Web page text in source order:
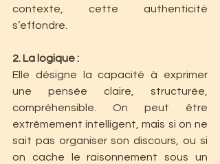
contexte, cette authenticité
s’effondre.
2. La logique :
Elle désigne la capacité à exprimer
une pensée claire, structurée,
compréhensible. On peut être
extrêmement intelligent, mais si on ne
sait pas organiser son discours, ou si
on cache le raisonnement sous un